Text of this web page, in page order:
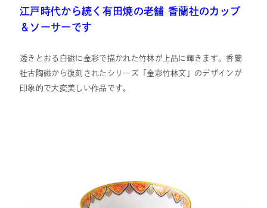
江戸時代から続く有田焼の老舗 香蘭社のカップ
＆ソーサーです
透きとおる白磁に金彩で描かれた竹林が上品に輝きます。香蘭
社古陶磁から復刻されたシリーズ「金彩竹林文」のデザインが
印象的で大変美しい作品です。